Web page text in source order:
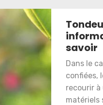
savoir
Dans le
confiées,
recourir à
matériels